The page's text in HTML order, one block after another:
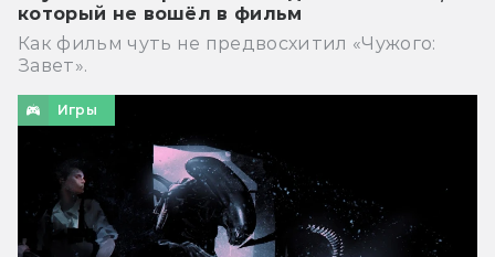
который не вошёл в фильм
Как фильм чуть не предвосхитил «Чужого:
Завет».
Игры